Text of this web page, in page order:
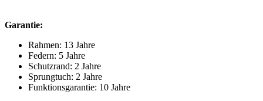
Garantie:
Rahmen: 13 Jahre
Federn: 5 Jahre
Schutzrand: 2 Jahre
Sprungtuch: 2 Jahre
Funktionsgarantie: 10 Jahre
Laden
des
Videos
akzeptieren